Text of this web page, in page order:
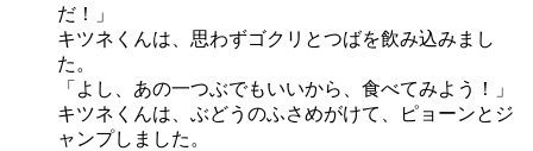
だ！」
キツネくんは、思わずゴクリとつばを飲み込みまし
た。
「よし、あの一つぶでもいいから、食べてみよう！」
キツネくんは、ぶどうのふさめがけて、ピョーンとジ
ャンプしました。